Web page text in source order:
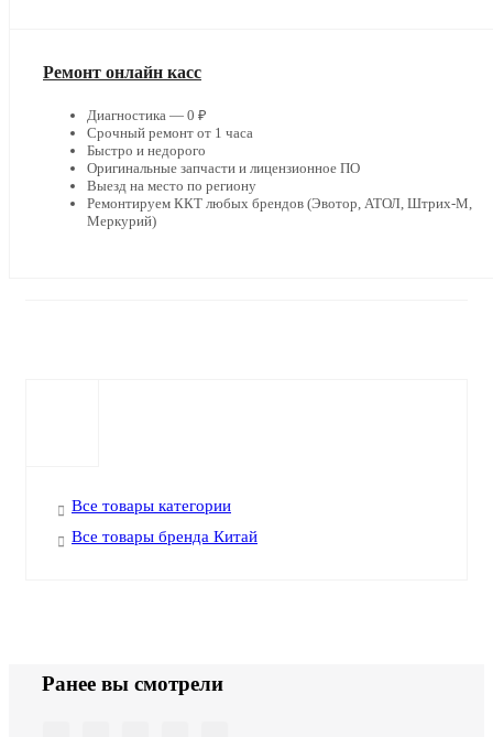
Ремонт онлайн касс
Диагностика — 0 ₽
Срочный ремонт от 1 часа
Быстро и недорого
Оригинальные запчасти и лицензионное ПО
Выезд на место по региону
Ремонтируем ККТ любых брендов (Эвотор, АТОЛ, Штрих-М,
Меркурий)
Все товары категории
Все товары бренда Китай
Ранее вы смотрели